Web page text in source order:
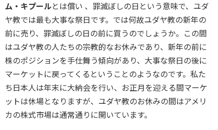
ム・キプールとは償い 、罪滅ぼしの日という意味で、ユダ
ヤ教では最も大事な祭日です。では何故ユダヤ教の新年の
前に売り、罪滅ぼしの日の前に買うのでしょうか。この間
はユダヤ教の人たちの宗教的なお休みであり、新年の前に
株のポジションを手仕舞う傾向があり、大事な祭日の後に
マーケットに戻ってくるということのようなのです。私た
ち日本人は年末に大納会を行い、お正月を迎える間マーケ
ットは休場となりますが、ユダヤ教のお休みの間はアメリ
カの株式市場は通常通りに開いています。